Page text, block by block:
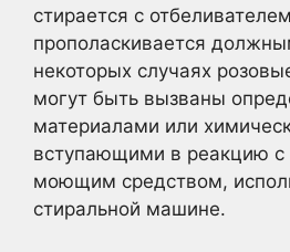
стирается с
прополаскивается
некоторых случаях
могут быть вызваны
материалами или
вступающими в реакцию с
моющим средством,
стиральной машине.